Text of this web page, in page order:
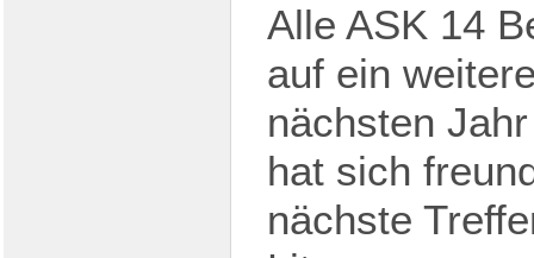
Alle ASK 14
auf ein
nächsten
hat sich
nächste